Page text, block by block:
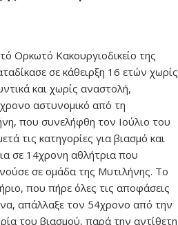
Ορκωτό Κακουργιοδικείο της
σε κάθειρξη 16 ετών χωρίς
και χωρίς αναστολή,
αστυνομικό από τη
που συνελήφθη τον Ιούλιο του
τις κατηγορίες για βιασμό και
σε 14χρονη αθλήτρια που
σε ομάδα της Μυτιλήνης. Το
που πήρε όλες τις αποφάσεις
απάλλαξε τον 54χρονο από την
του βιασμού, παρά την αντίθετη